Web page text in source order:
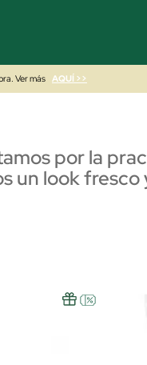
Ver más AQUÍ >>
por la
un look